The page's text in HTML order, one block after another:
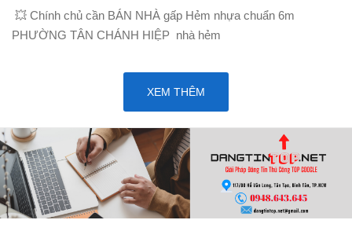
💥 Chính chủ cần BÁN NHÀ gấp Hẻm nhựa chuẩn 6m
PHƯỜNG TÂN CHÁNH HIỆP nhà hẻm
XEM THÊM